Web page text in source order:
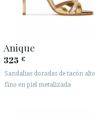
Anique
325 €
Sandalias doradas de tacón alto
fino en piel metalizada